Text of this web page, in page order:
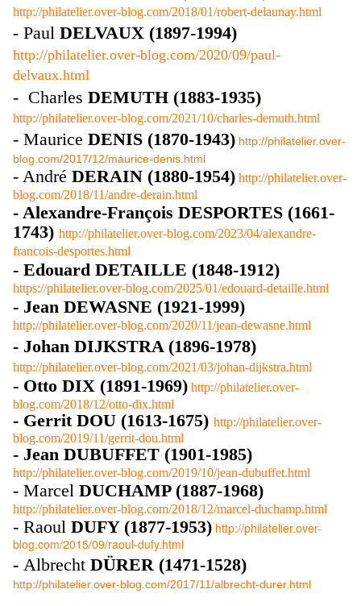
http://philatelier.over-blog.com/2018/01/robert-delaunay.html
- Paul DELVAUX (1897-1994)
http://philatelier.over-blog.com/2020/09/paul-
delvaux.html
- Charles DEMUTH (1883-1935)
http://philatelier.over-blog.com/2021/10/charles-demuth.html
- Maurice DENIS (1870-1943) http://philatelier.over-
blog.com/2017/12/maurice-denis.html
- André DERAIN (1880-1954) http://philatelier.over-
blog.com/2018/11/andre-derain.html
- Alexandre-François DESPORTES (1661-
1743) http://philatelier.over-blog.com/2023/04/alexandre-
francois-desportes.html
- Edouard DETAILLE (1848-1912)
https://philatelier.over-blog.com/2025/01/edouard-detaille.html
- Jean DEWASNE (1921-1999)
http://philatelier.over-blog.com/2020/11/jean-dewasne.html
- Johan DIJKSTRA (1896-1978)
http://philatelier.over-blog.com/2021/03/johan-dijkstra.html
- Otto DIX (1891-1969) http://philatelier.over-
blog.com/2018/12/otto-dix.html
- Gerrit DOU (1613-1675) http://philatelier.over-
blog.com/2019/11/gerrit-dou.html
- Jean DUBUFFET (1901-1985)
http://philatelier.over-blog.com/2019/10/jean-dubuffet.html
- Marcel DUCHAMP (1887-1968)
http://philatelier.over-blog.com/2018/12/marcel-duchamp.html
- Raoul DUFY (1877-1953) http://philatelier.over-
blog.com/2015/09/raoul-dufy.html
- Albrecht DÜRER (1471-1528)
http://philatelier.over-blog.com/2017/11/albrecht-durer.html